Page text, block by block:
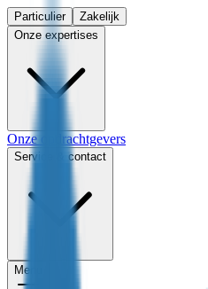
Particulier
Zakelijk
Onze expertises
Onze opdrachtgevers
Service & contact
Menu